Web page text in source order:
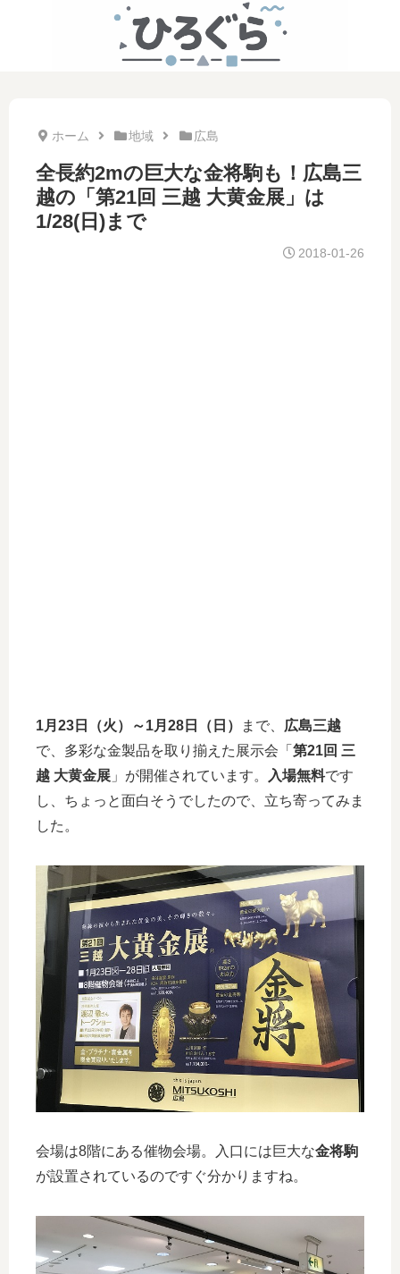
ホーム 地域 広島
全長約2mの巨大な金将駒も！広島三
越の「第21回 三越 大黄金展」は
1/28(日)まで
2018-01-26
1月23日（火）～1月28日（日） まで、 広島三越
で、多彩な金製品を取り揃えた展示会「 第21回 三
越 大黄金展 」が開催されています。 入場無料です
し、ちょっと面白そうでしたので、立ち寄ってみま
した。
会場は8階にある催物会場。入口には巨大な金将駒
が設置されているのですぐ分かりますね。